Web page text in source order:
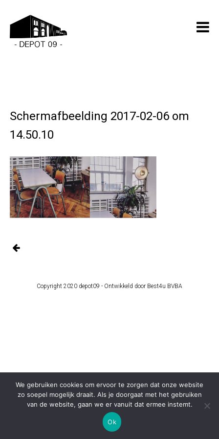
Schermafbeelding 2017-02-06 om
14.50.10
Copyright 2020 depot09 - Ontwikkeld door Best4u BVBA
We gebruiken cookies om ervoor te zorgen dat onze website
zo soepel mogelijk draait. Als je doorgaat met het gebruiken
van de website, gaan we er vanuit dat ermee instemt.
Ok